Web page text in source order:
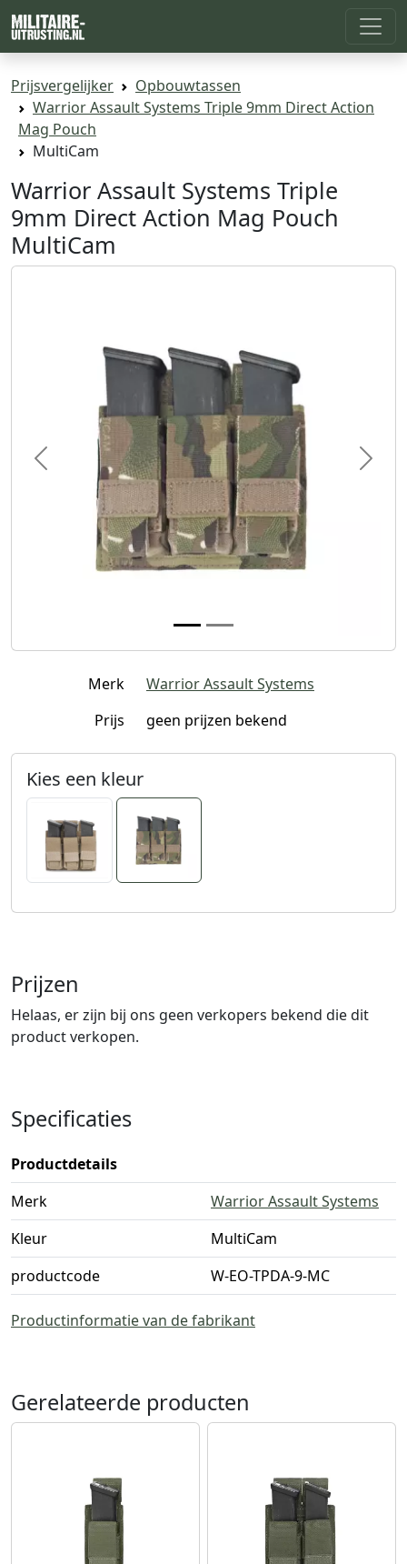
Prijsvergelijker
Opbouwtassen
Warrior Assault Systems Triple 9mm Direct Action
Mag Pouch
MultiCam
Warrior Assault Systems Triple
9mm Direct Action Mag Pouch
MultiCam
Previous Next
Merk
Warrior Assault Systems
Prijs
geen prijzen bekend
Kies een kleur
Prijzen
Helaas, er zijn bij ons geen verkopers bekend die dit
product verkopen.
Specificaties
Productdetails
Merk
Warrior Assault Systems
Kleur
MultiCam
productcode
W-EO-TPDA-9-MC
Productinformatie van de fabrikant
Gerelateerde producten